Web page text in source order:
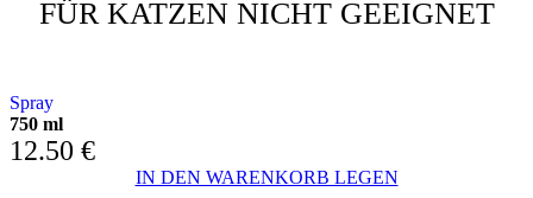
FÜR KATZEN NICHT GEEIGNET
Spray
750 ml
12.50 €
IN DEN WARENKORB LEGEN